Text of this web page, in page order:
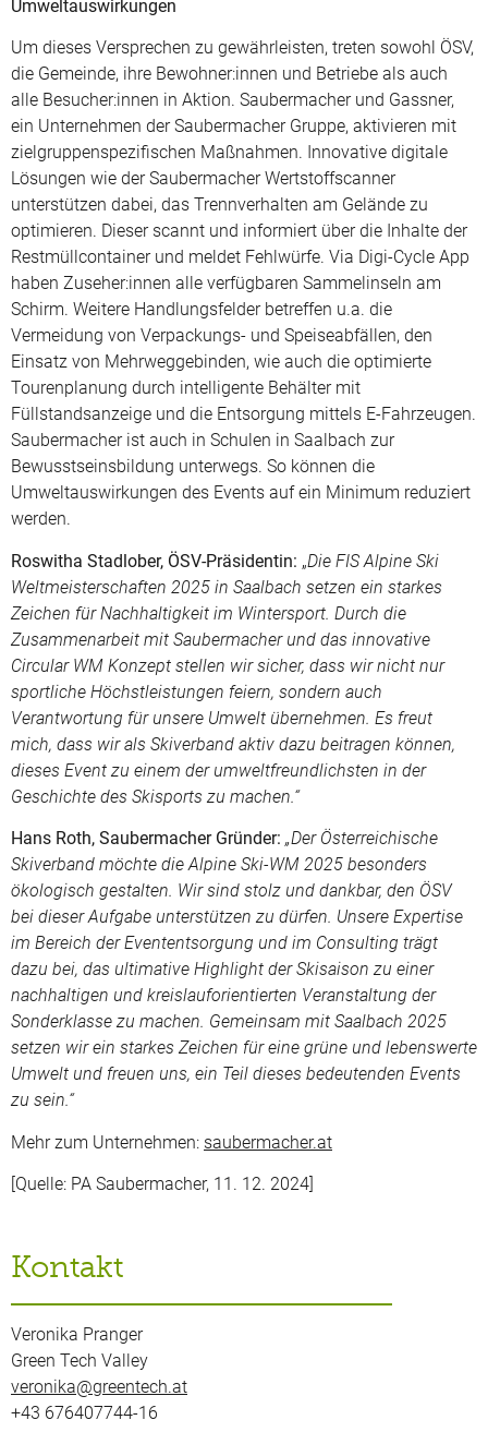
Umweltauswirkungen
Um dieses Versprechen zu gewährleisten, treten sowohl ÖSV,
die Gemeinde, ihre Bewohner:innen und Betriebe als auch
alle Besucher:innen in Aktion. Saubermacher und Gassner,
ein Unternehmen der Saubermacher Gruppe, aktivieren mit
zielgruppenspezifischen Maßnahmen. Innovative digitale
Lösungen wie der Saubermacher Wertstoffscanner
unterstützen dabei, das Trennverhalten am Gelände zu
optimieren. Dieser scannt und informiert über die Inhalte der
Restmüllcontainer und meldet Fehlwürfe. Via Digi-Cycle App
haben Zuseher:innen alle verfügbaren Sammelinseln am
Schirm. Weitere Handlungsfelder betreffen u.a. die
Vermeidung von Verpackungs- und Speiseabfällen, den
Einsatz von Mehrweggebinden, wie auch die optimierte
Tourenplanung durch intelligente Behälter mit
Füllstandsanzeige und die Entsorgung mittels E-Fahrzeugen.
Saubermacher ist auch in Schulen in Saalbach zur
Bewusstseinsbildung unterwegs. So können die
Umweltauswirkungen des Events auf ein Minimum reduziert
werden.
Roswitha Stadlober, ÖSV-Präsidentin: „Die FIS Alpine Ski
Weltmeisterschaften 2025 in Saalbach setzen ein starkes
Zeichen für Nachhaltigkeit im Wintersport. Durch die
Zusammenarbeit mit Saubermacher und das innovative
Circular WM Konzept stellen wir sicher, dass wir nicht nur
sportliche Höchstleistungen feiern, sondern auch
Verantwortung für unsere Umwelt übernehmen. Es freut
mich, dass wir als Skiverband aktiv dazu beitragen können,
dieses Event zu einem der umweltfreundlichsten in der
Geschichte des Skisports zu machen.“
Hans Roth, Saubermacher Gründer: „Der Österreichische
Skiverband möchte die Alpine Ski-WM 2025 besonders
ökologisch gestalten. Wir sind stolz und dankbar, den ÖSV
bei dieser Aufgabe unterstützen zu dürfen. Unsere Expertise
im Bereich der Evententsorgung und im Consulting trägt
dazu bei, das ultimative Highlight der Skisaison zu einer
nachhaltigen und kreislauforientierten Veranstaltung der
Sonderklasse zu machen. Gemeinsam mit Saalbach 2025
setzen wir ein starkes Zeichen für eine grüne und lebenswerte
Umwelt und freuen uns, ein Teil dieses bedeutenden Events
zu sein.“
Mehr zum Unternehmen: saubermacher.at
[Quelle: PA Saubermacher, 11. 12. 2024]
Kontakt
Veronika Pranger
Green Tech Valley
veronika@greentech.at
+43 676407744-16